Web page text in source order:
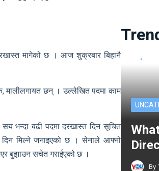
मागेको छ । आज शुक्रबार बिहानै
मालीलगायत छन् । उल्लेखित पदमा काम
भन्दा बढी पदमा दरखास्त दिन सूचित
मिल्ने जनाइएको छ । सेनाले आफ्नो
बुझाउन सचेत गराईएको छ ।
By